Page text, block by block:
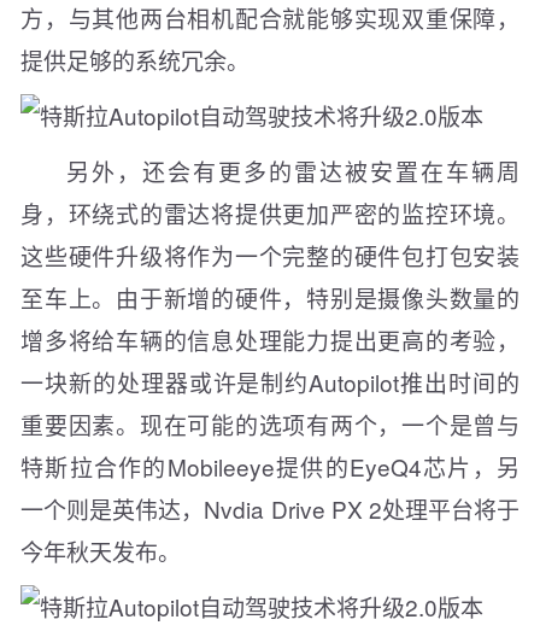
方，与其他两台相机配合就能够实现双重保障，
提供足够的系统冗余。
另外，还会有更多的雷达被安置在车辆周
身，环绕式的雷达将提供更加严密的监控环境。
这些硬件升级将作为一个完整的硬件包打包安装
至车上。由于新增的硬件，特别是摄像头数量的
增多将给车辆的信息处理能力提出更高的考验，
一块新的处理器或许是制约Autopilot推出时间的
重要因素。现在可能的选项有两个，一个是曾与
特斯拉合作的Mobileeye提供的EyeQ4芯片，另
一个则是英伟达，Nvdia Drive PX 2处理平台将于
今年秋天发布。